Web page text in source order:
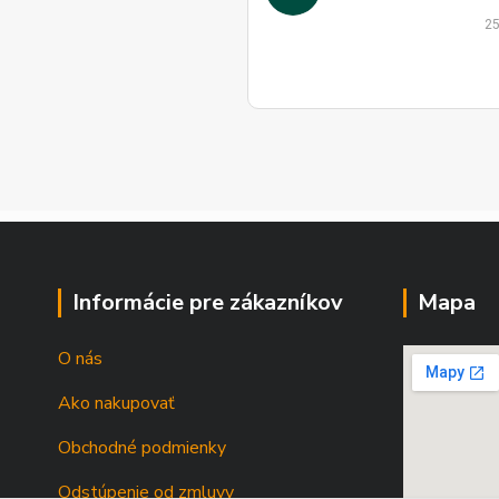
Informácie pre zákazníkov
O nás
Ako nakupovať
Obchodné podmienky
Odstúpenie od zmluvy
Mapa